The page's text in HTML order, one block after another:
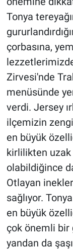
Tonya
çorbasına,
Zirvesi'nde
menüsünde
verdi. Jersey
ilçemizin
en büyük
kirlilikten
olabildiğince
Otlayan
sağlıyor.
en büyük
çok önemli bir
yandan da